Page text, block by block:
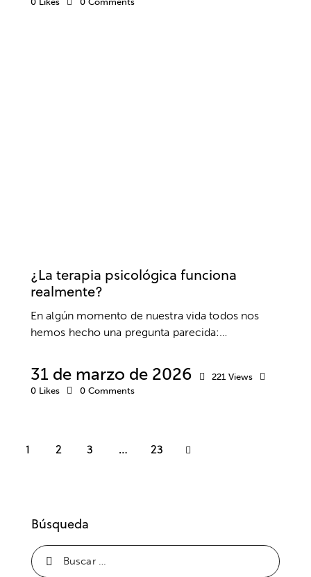
¿La terapia psicológica funciona
realmente?
En algún momento de nuestra vida todos nos
hemos hecho una pregunta parecida:…
31 de marzo de 2026 221 Views
0 Likes 0 Comments
1 2 3 … 23
>
Búsqueda